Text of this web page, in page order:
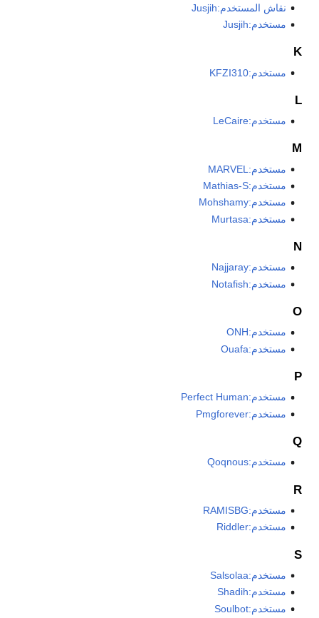
نقاش المستخدم:Jusjih
مستخدم:Jusjih
K
مستخدم:KFZI310
L
مستخدم:LeCaire
M
مستخدم:MARVEL
مستخدم:Mathias-S
مستخدم:Mohshamy
مستخدم:Murtasa
N
مستخدم:Najjaray
مستخدم:Notafish
O
مستخدم:ONH
مستخدم:Ouafa
P
مستخدم:Perfect Human
مستخدم:Pmgforever
Q
مستخدم:Qoqnous
R
مستخدم:RAMISBG
مستخدم:Riddler
S
مستخدم:Salsolaa
مستخدم:Shadih
مستخدم:Soulbot